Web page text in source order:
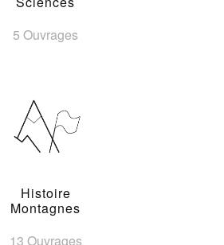
5 Ouvrages
Histoire
Montagnes
13 Ouvrages